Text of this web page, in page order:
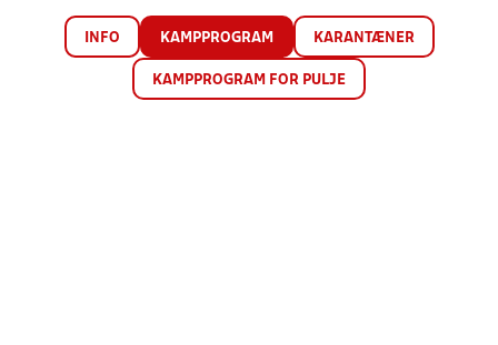
INFO KAMPPROGRAM KARANTÆNER
KAMPPROGRAM FOR PULJE